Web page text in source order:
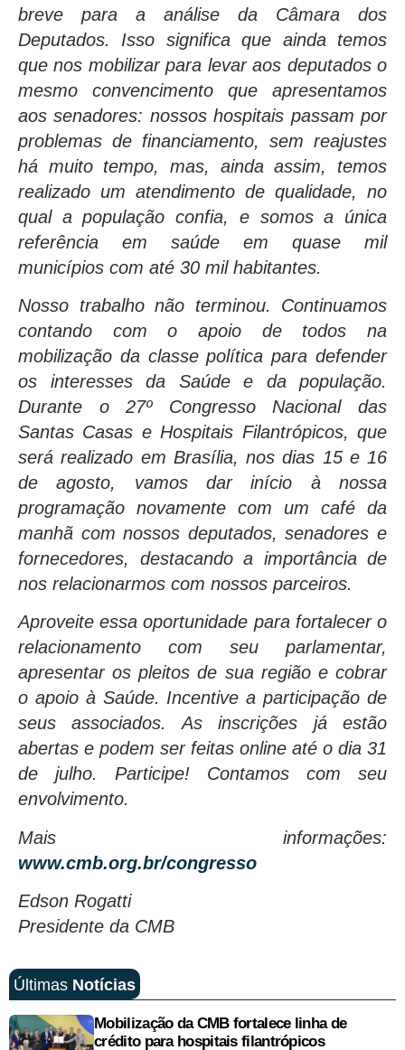
breve para a análise da Câmara dos
Deputados. Isso significa que ainda temos
que nos mobilizar para levar aos deputados o
mesmo convencimento que apresentamos
aos senadores: nossos hospitais passam por
problemas de financiamento, sem reajustes
há muito tempo, mas, ainda assim, temos
realizado um atendimento de qualidade, no
qual a população confia, e somos a única
referência em saúde em quase mil
municípios com até 30 mil habitantes.
Nosso trabalho não terminou. Continuamos
contando com o apoio de todos na
mobilização da classe política para defender
os interesses da Saúde e da população.
Durante o 27º Congresso Nacional das
Santas Casas e Hospitais Filantrópicos, que
será realizado em Brasília, nos dias 15 e 16
de agosto, vamos dar início à nossa
programação novamente com um café da
manhã com nossos deputados, senadores e
fornecedores, destacando a importância de
nos relacionarmos com nossos parceiros.
Aproveite essa oportunidade para fortalecer o
relacionamento com seu parlamentar,
apresentar os pleitos de sua região e cobrar
o apoio à Saúde. Incentive a participação de
seus associados. As inscrições já estão
abertas e podem ser feitas online até o dia 31
de julho. Participe! Contamos com seu
envolvimento.
Mais informações:
www.cmb.org.br/congresso
Edson Rogatti
Presidente da CMB
Últimas Notícias
Mobilização da CMB fortalece linha de
crédito para hospitais filantrópicos